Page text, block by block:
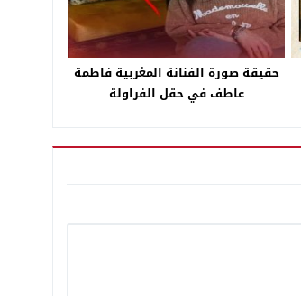
حقيقة صورة الفنانة المغربية فاطمة
عاطف في حقل الفراولة